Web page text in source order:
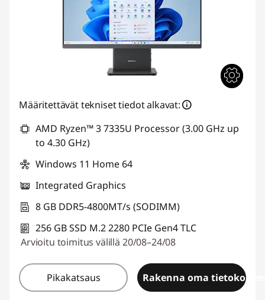
Määritettävät tekniset tiedot alkavat:
AMD Ryzen™ 3 7335U Processor (3.00 GHz up
to 4.30 GHz)
Windows 11 Home 64
Integrated Graphics
8 GB DDR5-4800MT/s (SODIMM)
256 GB SSD M.2 2280 PCIe Gen4 TLC
Arvioitu toimitus välillä 20/08–24/08
Pikakatsaus Rakenna oma